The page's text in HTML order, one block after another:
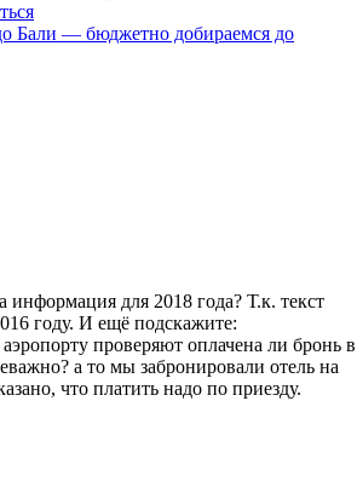
Бали — бюджетно добираемся до
информация для 2018 года? Т.к. текст
году. И ещё подскажите:
проверяют оплачена ли бронь в
а то мы забронировали отель на
что платить надо по приезду.